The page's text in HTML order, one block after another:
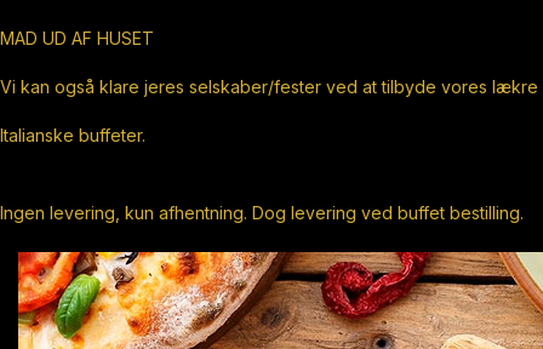
MAD UD AF HUSET
Vi kan også klare jeres selskaber/fester ved at tilbyde vores lækre
Italianske buffeter.
Ingen levering, kun afhentning. Dog levering ved buffet bestilling.